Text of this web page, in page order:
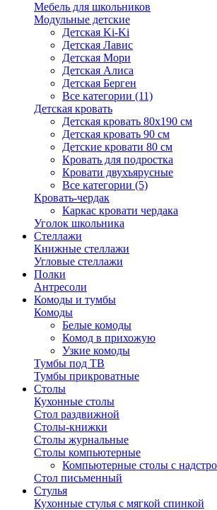
Мебель для школьников
Модульные детские
Детская Ki-Ki
Детская Лавис
Детская Мори
Детская Алиса
Детская Берген
Все категории (11)
Детская кровать
Детская кровать 80х190 см
Детская кровать 90 см
Детские кровати 80 см
Кровать для подростка
Кровати двухъярусные
Все категории (5)
Кровать-чердак
Каркас кровати чердака
Уголок школьника
Стеллажи
Книжные стеллажи
Угловые стеллажи
Полки
Антресоли
Комоды и тумбы
Комоды
Белые комоды
Комод в прихожую
Узкие комоды
Тумбы под ТВ
Тумбы прикроватные
Столы
Кухонные столы
Стол раздвижной
Столы-книжки
Столы журнальные
Столы компьютерные
Компьютерные столы с
Стол письменный
Стулья
Кухонные стулья с мягкой спинкой